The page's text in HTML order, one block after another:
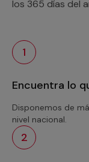
los 365 días del
1
Encuentra lo
Disponemos de
nivel nacional.
2